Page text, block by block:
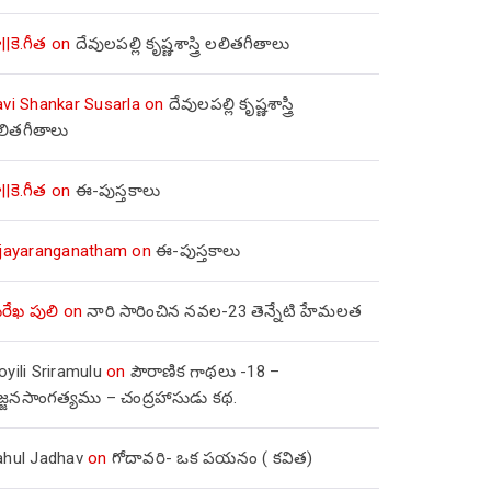
on దేవులపల్లి కృష్ణశాస్త్రి లలితగీతాలు
Shankar Susarlaon దేవులపల్లి కృష్ణశాస్త్రి
on ఈ-పుస్తకాలు
onఈ-పుస్తకాలు
పులి onనారి సారించిన నవల-23 తెన్నేటి హేమలత
Sriramulu on పౌరాణిక గాథలు -18 –
– చంద్రహాసుడు కథ.
Jadhavon గోదావరి- ఒక పయనం ( కవిత)